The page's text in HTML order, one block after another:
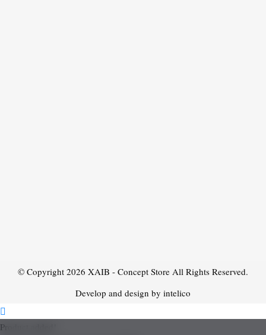
© Copyright 2026 XAIB - Concept Store All Rights Reserved.
Develop and design by intelico
Product added!